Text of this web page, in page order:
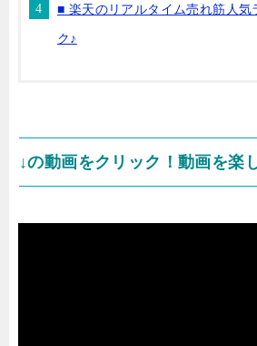
■ 楽天のリアルタイム売れ筋人気
ク♪
↓の動画をクリック！動画を楽